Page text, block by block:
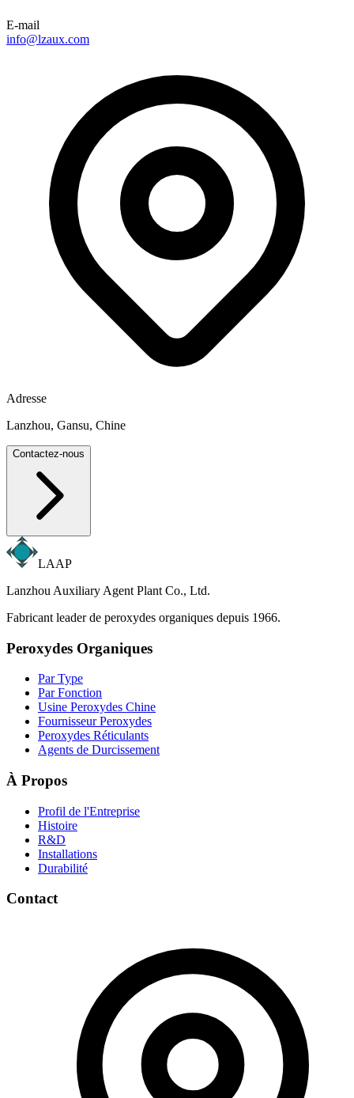
E-mail
info@lzaux.com
Adresse
Lanzhou, Gansu, Chine
Contactez-nous
LAAP
Lanzhou Auxiliary Agent Plant Co., Ltd.
Fabricant leader de peroxydes organiques depuis 1966.
Peroxydes Organiques
Par Type
Par Fonction
Usine Peroxydes Chine
Fournisseur Peroxydes
Peroxydes Réticulants
Agents de Durcissement
À Propos
Profil de l'Entreprise
Histoire
R&D
Installations
Durabilité
Contact